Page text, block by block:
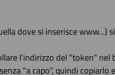
dove si inserisce www...)
l'indirizzo del "token"
"a capo", quindi copiarlo